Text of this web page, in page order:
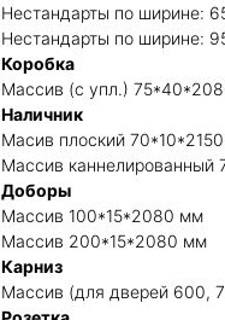
Нестандарты по ширине:
Нестандарты по ширине:
Коробка
Массив (с упл.)
Наличник
Масив плоский
Массив каннелированный
Доборы
Массив 100*15*2080 мм
Массив 200*15*2080 мм
Карниз
Массив (для дверей 600,